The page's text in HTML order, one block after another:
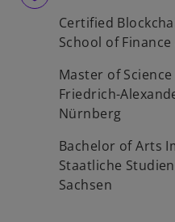
Certified
School of
Master of
Friedrich-
Nürnberg
Bachelor of Arts
Staatliche
Sachsen